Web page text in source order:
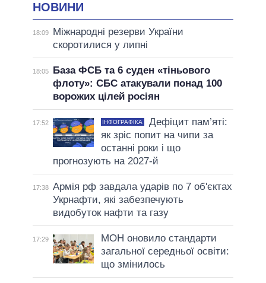
НОВИНИ
18:09
Міжнародні резерви України
скоротилися у липні
18:05
База ФСБ та 6 суден «тіньового
флоту»: СБС атакували понад 100
ворожих цілей росіян
17:52 ІНФОГРАФІКА
Дефіцит пам’яті:
як зріс попит на чипи за
останні роки і що
прогнозують на 2027-й
17:38 Армія рф завдала ударів по 7 об'єктах
Укрнафти, які забезпечують
видобуток нафти та газу
17:29
МОН оновило стандарти
загальної середньої освіти:
що змінилось